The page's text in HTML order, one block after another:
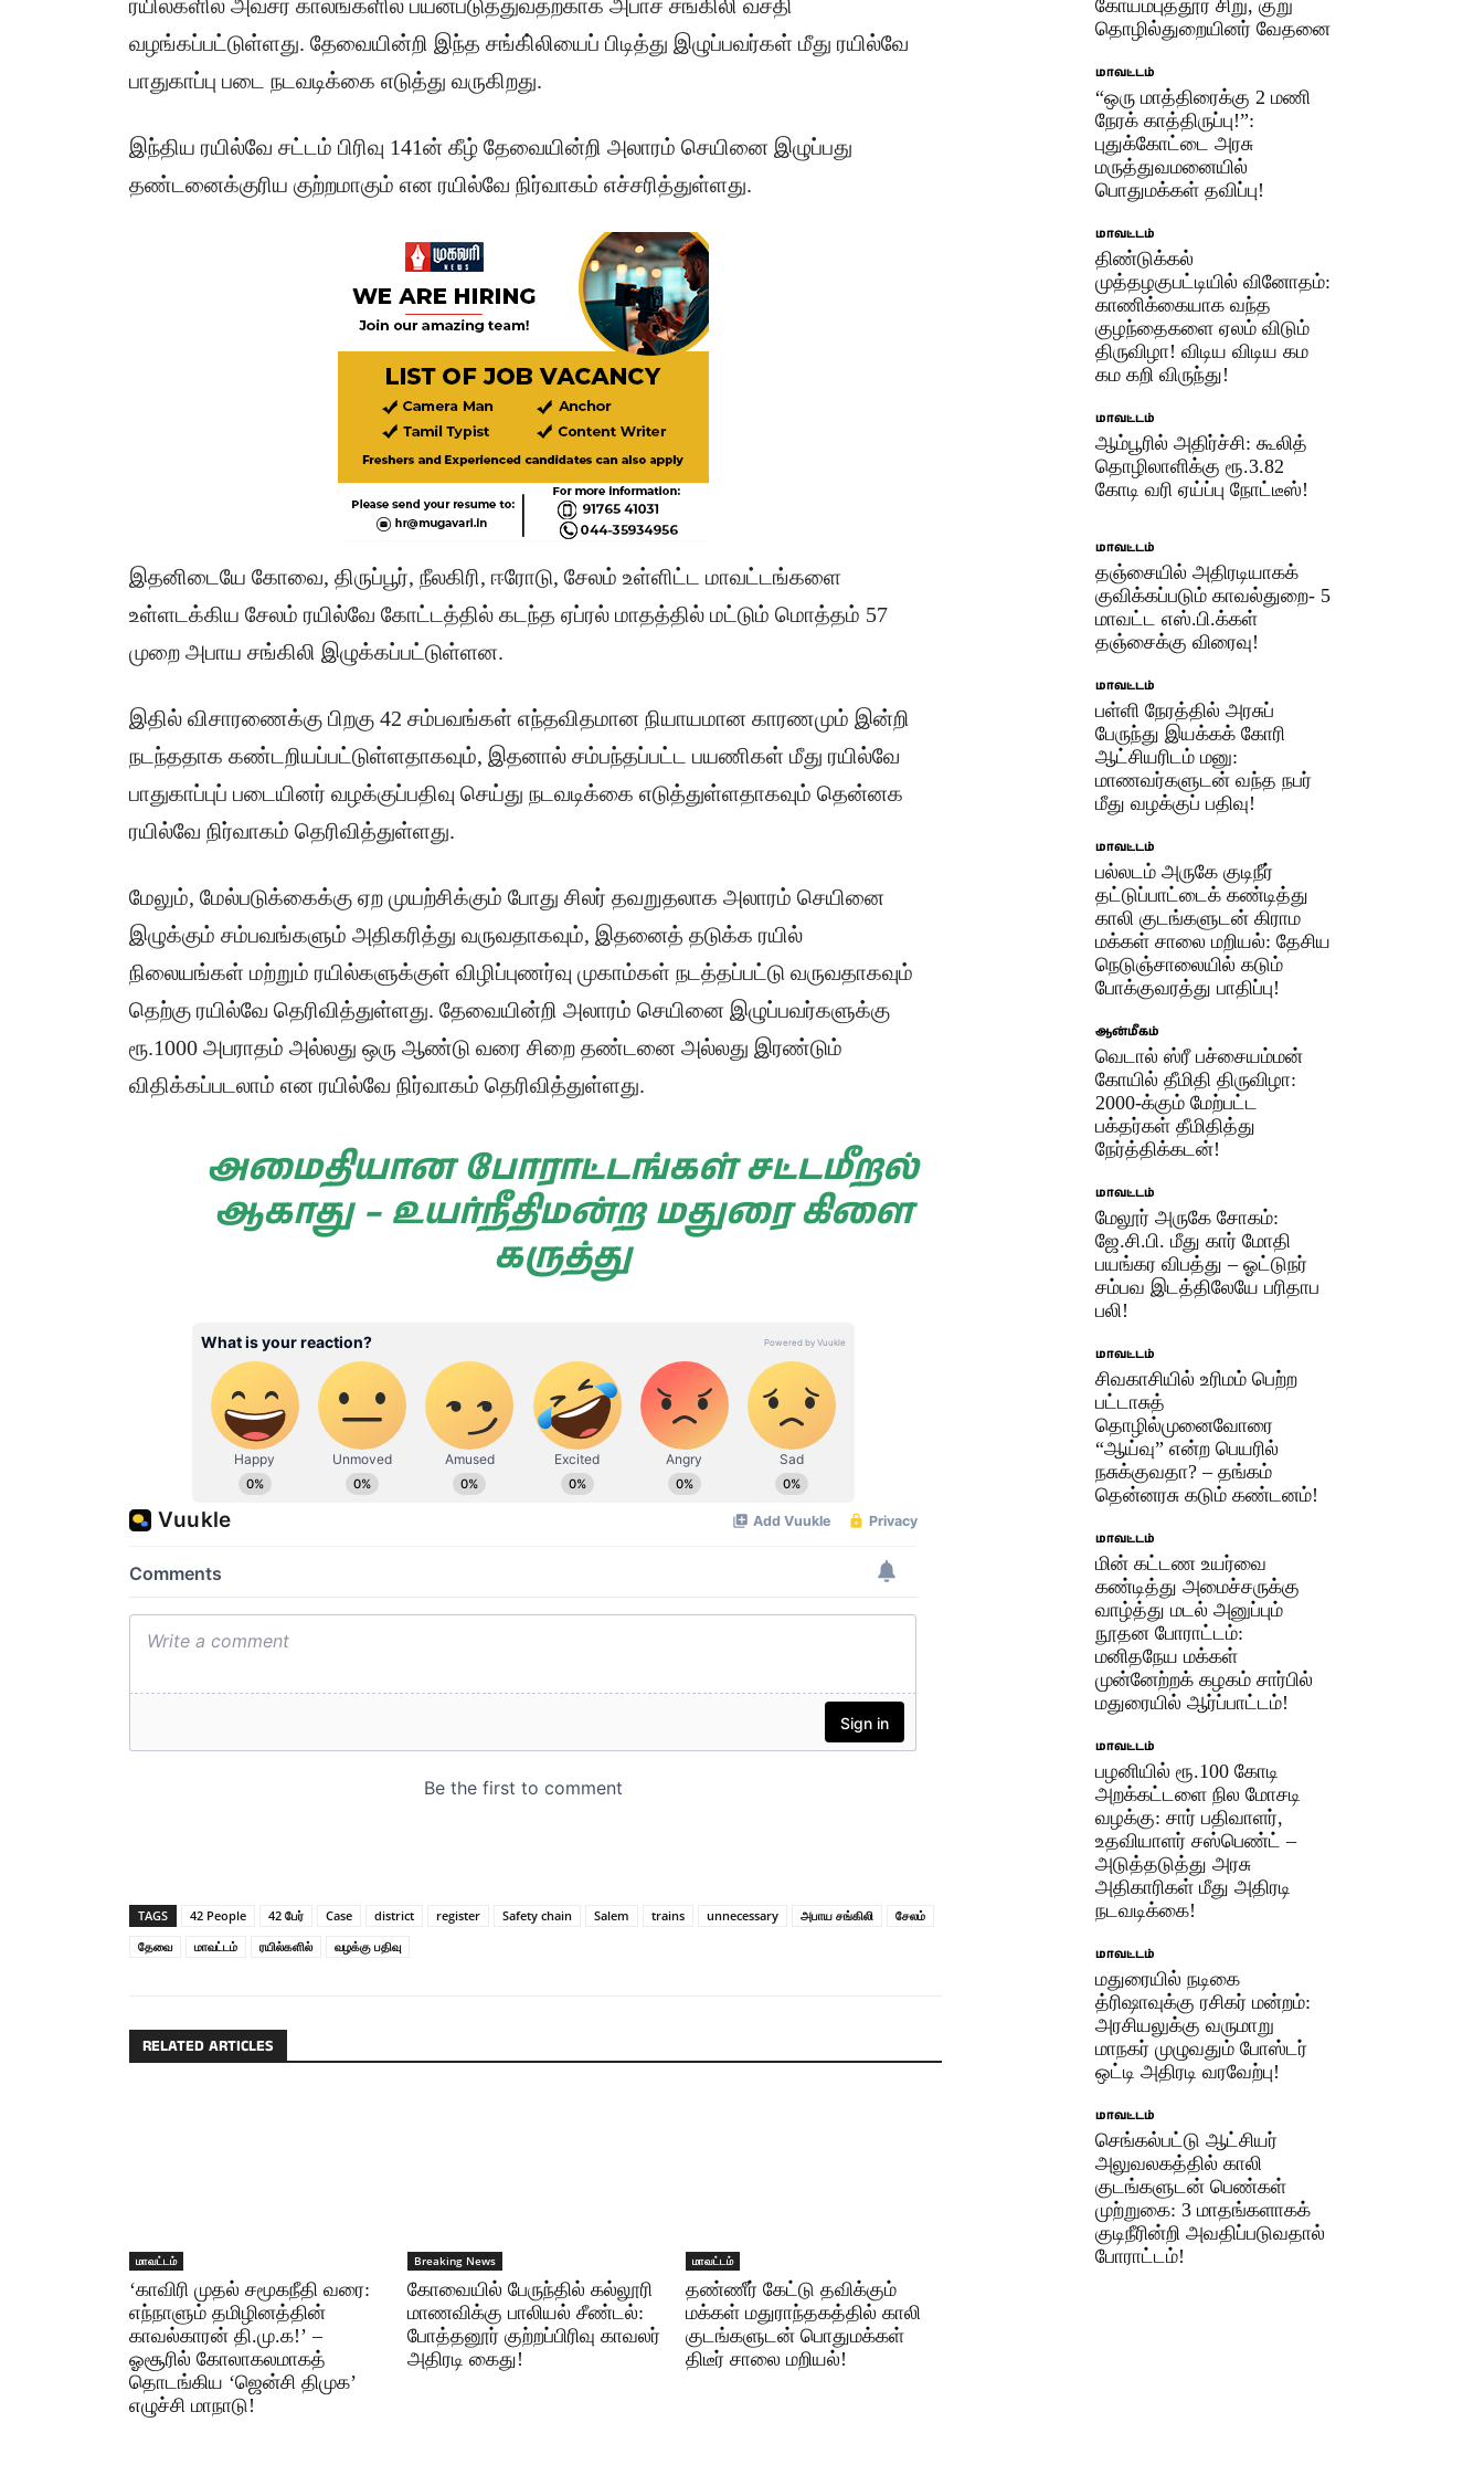
ரயில்களில் அவசர காலங்களில் பயன்படுத்துவதற்காக அபாச சங்கிலி வசதி
வழங்கப்பட்டுள்ளது. தேவையின்றி இந்த சங்கி்லியைப் பிடித்து இழுப்பவர்கள் மீது ரயில்வே
பாதுகாப்பு படை நடவடிக்கை எடுத்து வருகிறது.
இந்திய ரயில்வே சட்டம் பிரிவு 141ன் கீழ் தேவையின்றி அலாரம் செயினை இழுப்பது
தண்டனைக்குரிய குற்றமாகும் என ரயில்வே நிர்வாகம் எச்சரித்துள்ளது.
இதனிடையே கோவை, திருப்பூர், நீலகிரி, ஈரோடு, சேலம் உள்ளிட்ட மாவட்டங்களை
உள்ளடக்கிய சேலம் ரயில்வே கோட்டத்தில் கடந்த ஏப்ரல் மாதத்தில் மட்டும் மொத்தம் 57
முறை அபாய சங்கிலி இழுக்கப்பட்டுள்ளன.
இதில் விசாரணைக்கு பிறகு 42 சம்பவங்கள் எந்தவிதமான நியாயமான காரணமும் இன்றி
நடந்ததாக கண்டறியப்பட்டுள்ளதாகவும், இதனால் சம்பந்தப்பட்ட பயணிகள் மீது ரயில்வே
பாதுகாப்புப் படையினர் வழக்குப்பதிவு செய்து நடவடிக்கை எடுத்துள்ளதாகவும் தென்னக
ரயில்வே நிர்வாகம் தெரிவித்துள்ளது.
மேலும், மேல்படுக்கைக்கு ஏற முயற்சிக்கும் போது சிலர் தவறுதலாக அலாரம் செயினை
இழுக்கும் சம்பவங்களும் அதிகரித்து வருவதாகவும், இதனைத் தடுக்க ரயில்
நிலையங்கள் மற்றும் ரயில்களுக்குள் விழிப்புணர்வு முகாம்கள் நடத்தப்பட்டு வருவதாகவும்
தெற்கு ரயில்வே தெரிவித்துள்ளது. தேவையின்றி அலாரம் செயினை இழுப்பவர்களுக்கு
ரூ.1000 அபராதம் அல்லது ஒரு ஆண்டு வரை சிறை தண்டனை அல்லது இரண்டும்
விதிக்கப்படலாம் என ரயில்வே நிர்வாகம் தெரிவித்துள்ளது.
அமைதியான போராட்டங்கள் சட்டமீறல்
ஆகாது – உயர்நீதிமன்ற மதுரை கிளை
கருத்து
TAGS 42 People 42 பேர் Case district register Safety chain Salem trains unnecessary அபாய சங்கிலி
சேலம்
தேவை
மாவட்டம் ரயில்களில் வழக்கு பதிவு
RELATED ARTICLES
மாவட்டம்
‘காவிரி முதல் சமூகநீதி வரை:
எந்நாளும் தமிழினத்தின்
காவல்காரன் தி.மு.க!’ –
ஓசூரில் கோலாகலமாகத்
தொடங்கிய ‘ஜென்சி திமுக’
எழுச்சி மாநாடு!
Breaking News
கோவையில் பேருந்தில் கல்லூரி
மாணவிக்கு பாலியல் சீண்டல்:
போத்தனூர் குற்றப்பிரிவு காவலர்
அதிரடி கைது!
மாவட்டம்
தண்ணீர் கேட்டு தவிக்கும்
மக்கள் மதுராந்தகத்தில் காலி
குடங்களுடன் பொதுமக்கள்
திடீர் சாலை மறியல்!
கோயம்புத்தூர் சிறு, குறு
தொழில்துறையினர் வேதனை
மாவட்டம்
“ஒரு மாத்திரைக்கு 2 மணி
நேரக் காத்திருப்பு!”:
புதுக்கோட்டை அரசு
மருத்துவமனையில்
பொதுமக்கள் தவிப்பு!
மாவட்டம்
திண்டுக்கல்
முத்தழகுபட்டியில் வினோதம்:
காணிக்கையாக வந்த
குழந்தைகளை ஏலம் விடும்
திருவிழா! விடிய விடிய கம
கம கறி விருந்து!
மாவட்டம்
ஆம்பூரில் அதிர்ச்சி: கூலித்
தொழிலாளிக்கு ரூ.3.82
கோடி வரி ஏய்ப்பு நோட்டீஸ்!
மாவட்டம்
தஞ்சையில் அதிரடியாகக்
குவிக்கப்படும் காவல்துறை- 5
மாவட்ட எஸ்.பி.க்கள்
தஞ்சைக்கு விரைவு!
மாவட்டம்
பள்ளி நேரத்தில் அரசுப்
பேருந்து இயக்கக் கோரி
ஆட்சியரிடம் மனு:
மாணவர்களுடன் வந்த நபர்
மீது வழக்குப் பதிவு!
மாவட்டம்
பல்லடம் அருகே குடிநீர்
தட்டுப்பாட்டைக் கண்டித்து
காலி குடங்களுடன் கிராம
மக்கள் சாலை மறியல்: தேசிய
நெடுஞ்சாலையில் கடும்
போக்குவரத்து பாதிப்பு!
ஆன்மீகம்
வெடால் ஸ்ரீ பச்சையம்மன்
கோயில் தீமிதி திருவிழா:
2000-க்கும் மேற்பட்ட
பக்தர்கள் தீமிதித்து
நேர்த்திக்கடன்!
மாவட்டம்
மேலூர் அருகே சோகம்:
ஜே.சி.பி. மீது கார் மோதி
பயங்கர விபத்து – ஓட்டுநர்
சம்பவ இடத்திலேயே பரிதாப
பலி!
மாவட்டம்
சிவகாசியில் உரிமம் பெற்ற
பட்டாசுத்
தொழில்முனைவோரை
“ஆய்வு” என்ற பெயரில்
நசுக்குவதா? – தங்கம்
தென்னரசு கடும் கண்டனம்!
மாவட்டம்
மின் கட்டண உயர்வை
கண்டித்து அமைச்சருக்கு
வாழ்த்து மடல் அனுப்பும்
நூதன போராட்டம்:
மனிதநேய மக்கள்
முன்னேற்றக் கழகம் சார்பில்
மதுரையில் ஆர்ப்பாட்டம்!
மாவட்டம்
பழனியில் ரூ.100 கோடி
அறக்கட்டளை நில மோசடி
வழக்கு: சார் பதிவாளர்,
உதவியாளர் சஸ்பெண்ட் –
அடுத்தடுத்து அரசு
அதிகாரிகள் மீது அதிரடி
நடவடிக்கை!
மாவட்டம்
மதுரையில் நடிகை
த்ரிஷாவுக்கு ரசிகர் மன்றம்:
அரசியலுக்கு வருமாறு
மாநகர் முழுவதும் போஸ்டர்
ஒட்டி அதிரடி வரவேற்பு!
மாவட்டம்
செங்கல்பட்டு ஆட்சியர்
அலுவலகத்தில் காலி
குடங்களுடன் பெண்கள்
முற்றுகை: 3 மாதங்களாகக்
குடிநீரின்றி அவதிப்படுவதால்
போராட்டம்!